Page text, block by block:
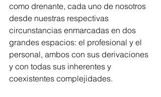
como drenante, cada uno de nosotros
desde nuestras respectivas
circunstancias enmarcadas en dos
grandes espacios: el profesional y el
personal, ambos con sus derivaciones
y con todas sus inherentes y
coexistentes complejidades.